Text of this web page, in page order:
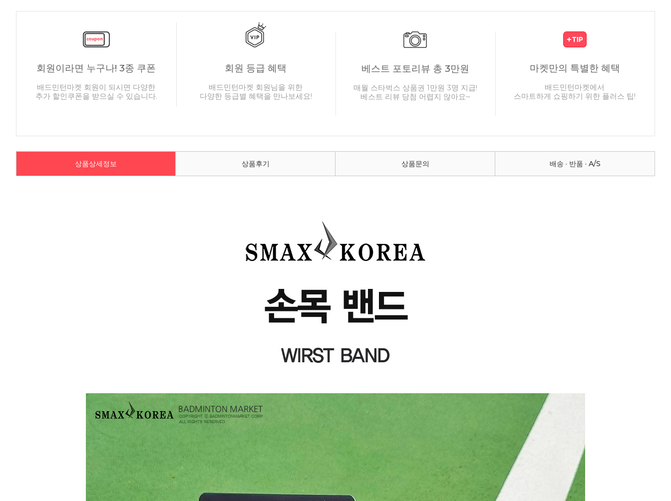
회원이라면 누구나! 3종 쿠폰
배드민턴마켓 회원이 되시면 다양한
추가 할인쿠폰을 받으실 수 있습니다.
회원 등급 혜택
배드민턴마켓 회원님을 위한
다양한 등급별 혜택을 만나보세요!
베스트 포토리뷰 총 3만원
매월 스타벅스 상품권 1만원 3명 지급!
베스트 리뷰 당첨 어렵지 않아요~
마켓만의 특별한 혜택
배드민턴마켓에서
스마트하게 쇼핑하기 위한 플러스 팁!
상품상세정보 상품후기 상품문의 배송 · 반품 · A/S